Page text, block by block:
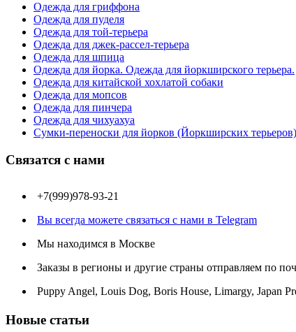
Одежда для гриффона
Одежда для пуделя
Одежда для той-терьера
Одежда для джек-рассел-терьера
Одежда для шпица
Одежда для йорка. Одежда для йоркширского терьера.
Одежда для китайской хохлатой собаки
Одежда для мопсов
Одежда для пинчера
Одежда для чихуахуа
Сумки-переноски для йорков (Йоркширских терьеров)
Связатся с нами
+7(999)978-93-21
Вы всегда можете связаться с нами в Telegram
Мы находимся в Москве
Заказы в регионы и другие страны отправляем по
Puppy Angel, Louis Dog, Boris House, Limargy, Japan
Новые статьи